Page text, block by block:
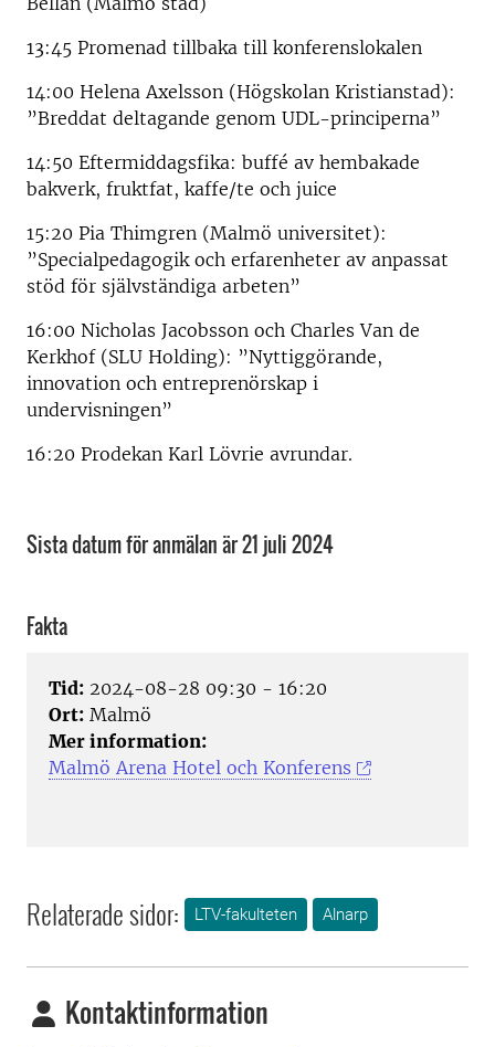
13:45 Promenad tillbaka till konferenslokalen
14:00 Helena Axelsson (Högskolan Kristianstad):
”Breddat deltagande genom UDL-principerna”
14:50 Eftermiddagsfika: buffé av hembakade
bakverk, fruktfat, kaffe/te och juice
15:20 Pia Thimgren (Malmö universitet):
”Specialpedagogik och erfarenheter av anpassat
stöd för självständiga arbeten”
16:00 Nicholas Jacobsson och Charles Van de
Kerkhof (SLU Holding): ”Nyttiggörande,
innovation och entreprenörskap i
undervisningen”
16:20 Prodekan Karl Lövrie avrundar.
Sista datum för anmälan är 21 juli 2024
Fakta
Tid: 2024-08-28 09:30 - 16:20
Ort: Malmö
Mer information:
Malmö Arena Hotel och Konferens
Relaterade sidor: LTV-fakulteten Alnarp
Kontaktinformation